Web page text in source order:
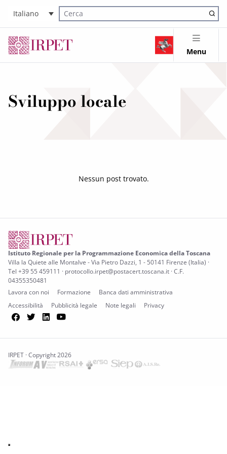
Italiano
Cerca nel sito
Menu
Sviluppo locale
Nessun post trovato.
Istituto Regionale per la Programmazione Economica della Toscana
Villa la Quiete alle Montalve - Via Pietro Dazzi, 1 - 50141 Firenze (Italia) ·
Tel +39 55 459111 · protocollo.irpet@postacert.toscana.it · C.F.
04355350481
Lavora con noi
Formazione
Banca dati amministrativa
Accessibilità
Pubblicità legale Note legali Privacy
Facebook
TwitterLinkedIn
IRPET · Copyright 2026